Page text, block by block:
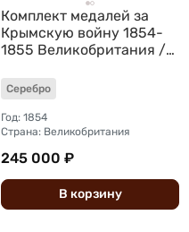
Комплект медалей за
Крымскую войну 1854-
1855 Великобритания /
Серебро
Год: 1854
Страна: Великобритания
245 000 ₽
В корзину